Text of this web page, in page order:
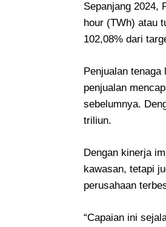
Sepanjang 2024,
hour (TWh) atau
102,08% dari
Penjualan
penjualan
sebelumnya.
triliun.
Dengan kinerja
kawasan, tetapi
perusahaan
“Capaian ini